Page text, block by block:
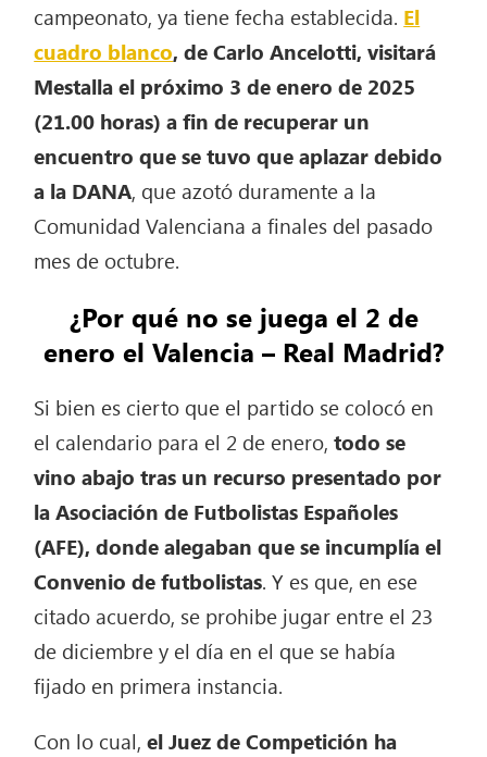
campeonato, ya tiene fecha establecida. El
cuadro blanco, de Carlo Ancelotti, visitará
Mestalla el próximo 3 de enero de 2025
(21.00 horas) a fin de recuperar un
encuentro que se tuvo que aplazar debido
a la DANA, que azotó duramente a la
Comunidad Valenciana a finales del pasado
mes de octubre.
¿Por qué no se juega el 2 de
enero el Valencia – Real Madrid?
Si bien es cierto que el partido se colocó en
el calendario para el 2 de enero,todo se
vino abajo tras un recurso presentado por
la Asociación de Futbolistas Españoles
(AFE), donde alegaban que se incumplía el
Convenio de futbolistas. Y es que, en ese
citado acuerdo, se prohibe jugar entre el 23
de diciembre y el día en el que se había
fijado en primera instancia.
Con lo cual,el Juez de Competición ha